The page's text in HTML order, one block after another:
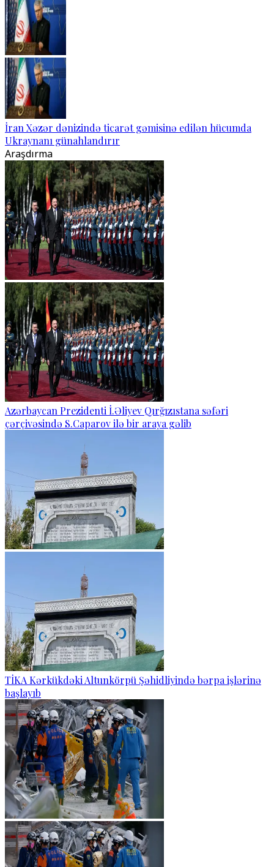
İran Xəzər dənizində ticarət gəmisinə edilən hücumda
Ukraynanı günahlandırır
Araşdırma
Azərbaycan Prezidenti İ.Əliyev Qırğızıstana səfəri
çərçivəsində S.Caparov ilə bir araya gəlib
TİKA Kərkükdəki Altunkörpü Şəhidliyində bərpa işlərinə
başlayıb